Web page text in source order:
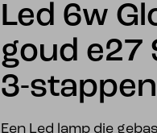
Led 6w
goud e27
3-
Een Led lamp die